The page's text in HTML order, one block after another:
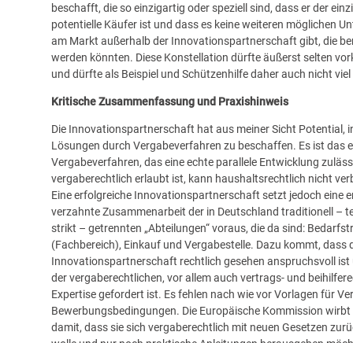
beschafft, die so einzigartig oder speziell sind, dass er der
potentielle Käufer ist und dass es keine weiteren möglichen
am Markt außerhalb der Innovationspartnerschaft gibt, die
werden könnten. Diese Konstellation dürfte äußerst selten
und dürfte als Beispiel und Schützenhilfe daher auch nicht
Kritische Zusammenfassung und Praxishinweis
Die Innovationspartnerschaft hat aus meiner Sicht Potential,
Lösungen durch Vergabeverfahren zu beschaffen. Es ist das
Vergabeverfahren, das eine echte parallele Entwicklung
vergaberechtlich erlaubt ist, kann haushaltsrechtlich nicht
Eine erfolgreiche Innovationspartnerschaft setzt jedoch eine
verzahnte Zusammenarbeit der in Deutschland traditionell –
strikt – getrennten „Abteilungen“ voraus, die da sind:
(Fachbereich), Einkauf und Vergabestelle. Dazu kommt, dass
Innovationspartnerschaft rechtlich gesehen anspruchsvoll ist
der vergaberechtlichen, vor allem auch vertrags- und
Expertise gefordert ist. Es fehlen nach wie vor Vorlagen für
Bewerbungsbedingungen. Die Europäische Kommission wirbt
damit, dass sie sich vergaberechtlich mit neuen Gesetzen